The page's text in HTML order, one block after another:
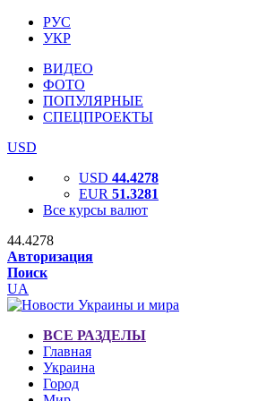
РУС
УКР
ВИДЕО
ФОТО
ПОПУЛЯРНЫЕ
СПЕЦПРОЕКТЫ
USD
USD 44.4278
EUR 51.3281
Все курсы валют
44.4278
Авторизация
Поиск
UA
ВСЕ РАЗДЕЛЫ
Главная
Украина
Город